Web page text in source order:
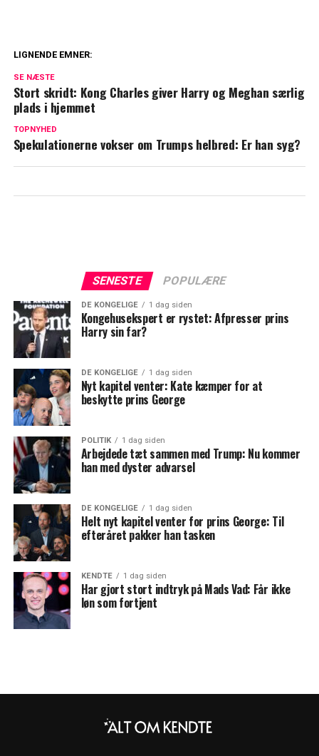
Kate vil ikke tilgive
LIGNENDE EMNER:
SE NÆSTE
Stort skridt: Kong Charles giver Harry og Meghan særlig
plads i hjemmet
TOPNYHED
Spekulationerne vokser om Trumps helbred: Er han syg?
SENESTE POPULÆRE
DE KONGELIGE 1 dag siden
Kongehusekspert er rystet: Afpresser prins
Harry sin far?
DE KONGELIGE 1 dag siden
Nyt kapitel venter: Kate kæmper for at
beskytte prins George
POLITIK 1 dag siden
Arbejdede tæt sammen med Trump: Nu kommer
han med dyster advarsel
DE KONGELIGE 1 dag siden
Helt nyt kapitel venter for prins George: Til
efteråret pakker han tasken
KENDTE 1 dag siden
Har gjort stort indtryk på Mads Vad: Får ikke
løn som fortjent